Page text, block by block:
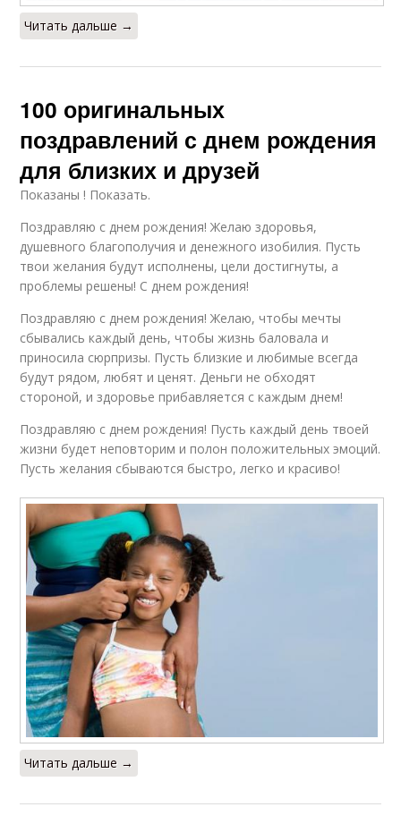
Читать дальше →
100 оригинальных
поздравлений с днем рождения
для близких и друзей
Показаны ! Показать.
Поздравляю с днем рождения! Желаю здоровья,
душевного благополучия и денежного изобилия. Пусть
твои желания будут исполнены, цели достигнуты, а
проблемы решены! С днем рождения!
Поздравляю с днем рождения! Желаю, чтобы мечты
сбывались каждый день, чтобы жизнь баловала и
приносила сюрпризы. Пусть близкие и любимые всегда
будут рядом, любят и ценят. Деньги не обходят
стороной, и здоровье прибавляется с каждым днем!
Поздравляю с днем рождения! Пусть каждый день твоей
жизни будет неповторим и полон положительных эмоций.
Пусть желания сбываются быстро, легко и красиво!
Читать дальше →